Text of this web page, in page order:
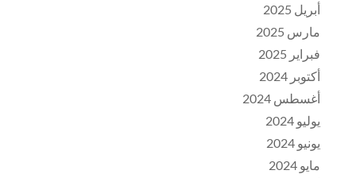
أبريل 2025
مارس 2025
فبراير 2025
أكتوبر 2024
أغسطس 2024
يوليو 2024
يونيو 2024
مايو 2024